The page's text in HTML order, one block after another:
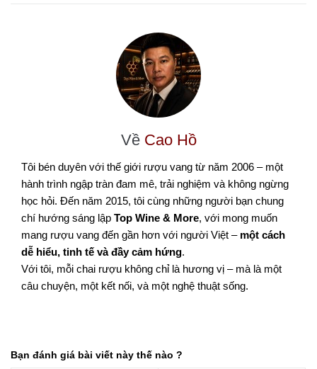
Về Cao Hồ
Tôi bén duyên với thế giới rượu vang từ năm 2006 – một
hành trình ngập tràn đam mê, trải nghiệm và không ngừng
học hỏi. Đến năm 2015, tôi cùng những người bạn chung
chí hướng sáng lập Top Wine & More, với mong muốn
mang rượu vang đến gần hơn với người Việt – một cách
dễ hiểu, tinh tế và đầy cảm hứng.
Với tôi, mỗi chai rượu không chỉ là hương vị – mà là một
câu chuyện, một kết nối, và một nghệ thuật sống.
Bạn đánh giá bài viết này thế nào ?